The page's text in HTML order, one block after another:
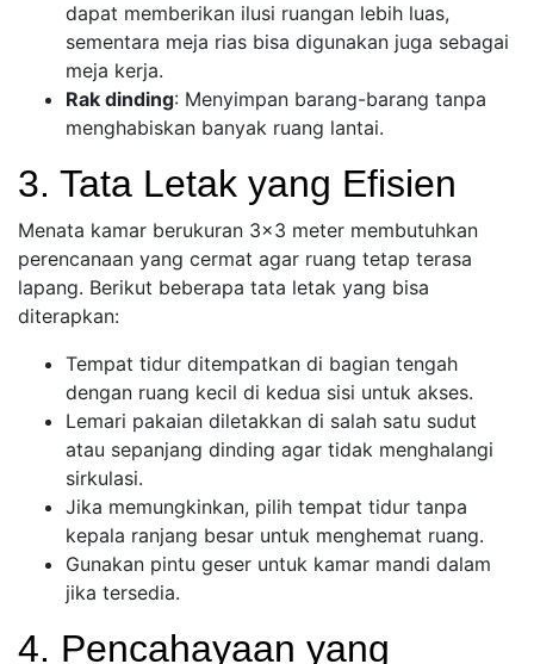
dapat memberikan ilusi ruangan lebih luas,
sementara meja rias bisa digunakan juga sebagai
meja kerja.
Rak dinding: Menyimpan barang-barang tanpa
menghabiskan banyak ruang lantai.
3. Tata Letak yang Efisien
Menata kamar berukuran 3×3 meter membutuhkan
perencanaan yang cermat agar ruang tetap terasa
lapang. Berikut beberapa tata letak yang bisa
diterapkan:
Tempat tidur ditempatkan di bagian tengah
dengan ruang kecil di kedua sisi untuk akses.
Lemari pakaian diletakkan di salah satu sudut
atau sepanjang dinding agar tidak menghalangi
sirkulasi.
Jika memungkinkan, pilih tempat tidur tanpa
kepala ranjang besar untuk menghemat ruang.
Gunakan pintu geser untuk kamar mandi dalam
jika tersedia.
4. Pencahayaan yang